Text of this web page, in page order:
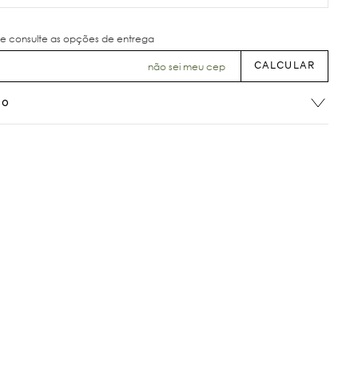
não sei meu cep